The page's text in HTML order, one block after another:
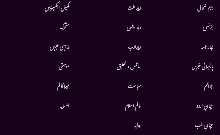
بزم شمال
بزنس
بہار نامہ
پارلیمانی خبریں
جرائم
جہانِ اردو
جہانِ طب
دیارِ ملت
دیار وطن
دیارِادب
سائنس و تحقیق
سیاست
عالم اسلام
عدلیہ
کھیل ایکسپریس
متحرك
مذہبی خبریں
موسيقى
میرا کالم
ہمسایہ